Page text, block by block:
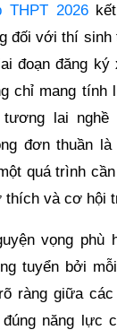
THPT 2026kết
đối với thí
đoạn đăng ký
chỉ mang tính
lai nghề
đơn thuần
quá trình
và cơ hội
vọng phù
tuyển bởi
ràng giữa
năng lực